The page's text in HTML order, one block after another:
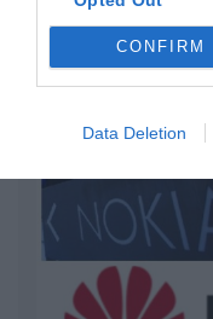
CONFIRM
Data Deletion
Enormes minucias
por Eulogio López